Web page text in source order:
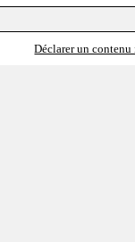
Déclarer un